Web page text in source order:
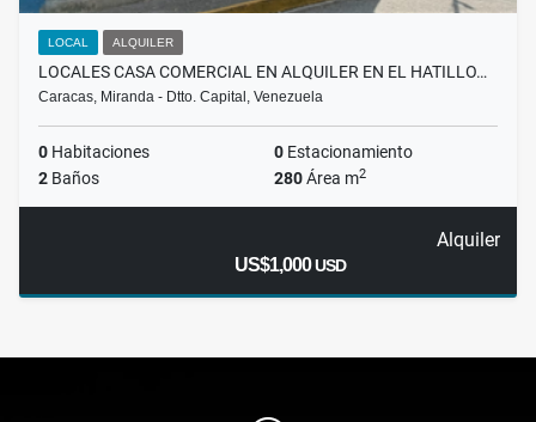
LOCAL ALQUILER
LOCALES CASA COMERCIAL EN ALQUILER EN EL HATILLO…
Caracas, Miranda - Dtto. Capital, Venezuela
0 Habitaciones 0 Estacionamiento
2 Baños 280Área m2
Alquiler
US$1,000USD